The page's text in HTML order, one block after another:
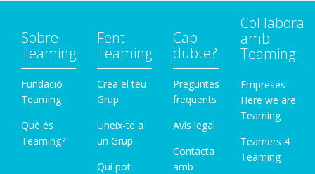
Sobre
Teaming
Fundació
Teaming
Què és
Teaming?
Fent
Teaming
Crea el teu
Grup
Uneix-te a
un Grup
Qui pot
Cap
dubte?
Preguntes
freqüents
Avís legal
Contacta
amb
Col·labora
amb
Teaming
Empreses
Here we are
Teaming
Teamers 4
Teaming